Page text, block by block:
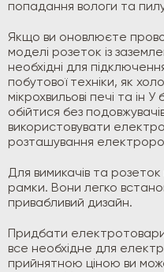
попадання вологи та
Якщо ви оновлюєте
моделі розеток із
необхідні для
побутової техніки, як
мікрохвильові печі та ін
обійтися без
використовувати
розташування
Для вимикачів та
рамки. Вони легко
привабливий дизайн.
Придбати
все необхідне для
прийнятною ціною ви